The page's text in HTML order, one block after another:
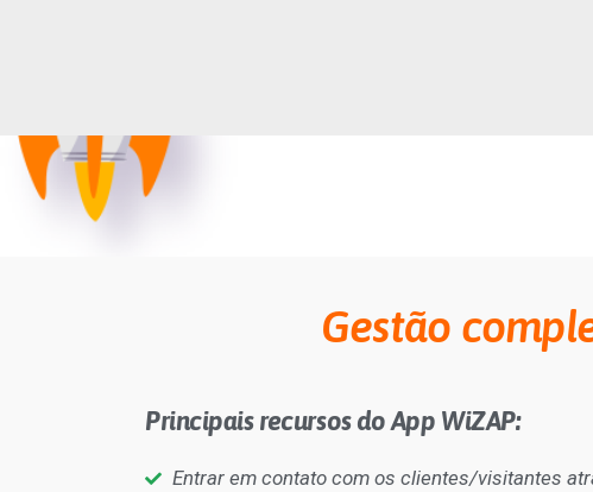
Gestão
Principais recursos do App WiZAP:
Entrar em contato com os clientes/visitantes